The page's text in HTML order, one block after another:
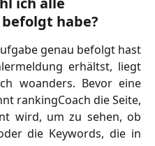
habe?
genau befolgt hast
erhältst, liegt
woanders. Bevor eine
rankingCoach die Seite,
wird, um zu sehen, ob
die Keywords, die in